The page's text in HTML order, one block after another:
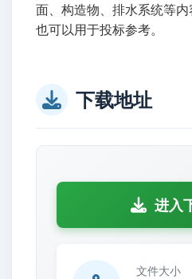
面、构造物、排水系统等内
也可以用于投标参考。
下载地址
进入
文件大小